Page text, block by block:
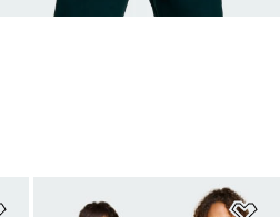
Añadir a la lista de deseos